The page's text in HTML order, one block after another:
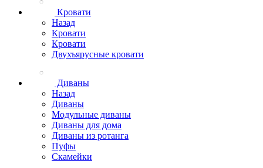
Кровати
Назад
Кровати
Кровати
Двухъярусные кровати
Диваны
Назад
Диваны
Модульные диваны
Диваны для дома
Диваны из ротанга
Пуфы
Скамейки